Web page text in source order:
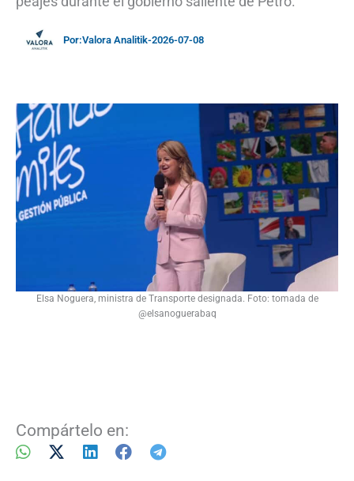
Por:Valora Analitik-2026-07-08
Elsa Noguera, ministra de Transporte designada. Foto: tomada de
@elsanoguerabaq
Compártelo en: